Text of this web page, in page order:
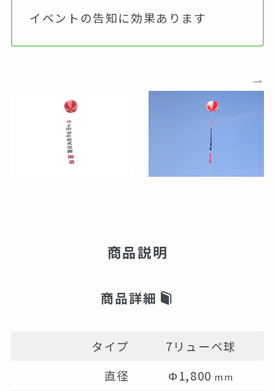
イベントの告知に効果あります
商品説明
商品詳細
タイプ
7リューベ球
直径
Φ1,800 mm